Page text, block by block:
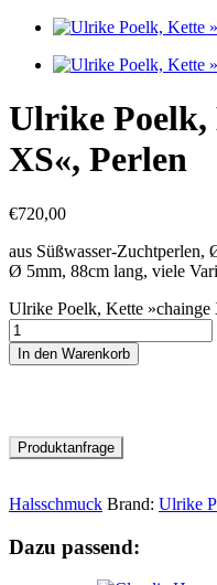
Ulrike Poelk,
XS«, Perlen
€720,00
aus Süßwasser-
Ø 5mm, 88cm lang, viele
Ulrike Poelk, Kette »chainge
In den Warenkorb
Halsschmuck Brand: Ulrike
Dazu passend: